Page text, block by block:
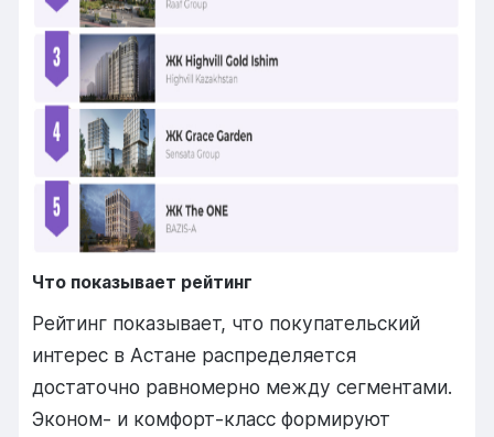
Что показывает рейтинг
Рейтинг показывает, что покупательский
интерес в Астане распределяется
достаточно равномерно между сегментами.
Эконом- и комфорт-класс формируют